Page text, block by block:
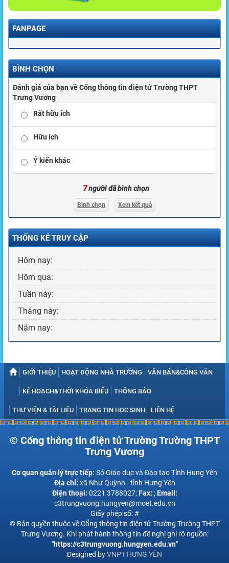
FANPAGE
BÌNH CHỌN
Đánh giá của bạn về Cổng thông tin điện tử Trường THPT
Trưng Vương
Rất hữu ích
Hữu ích
Ý kiến khác
7người đã bình chọn
Bình chọn Xem kết quả
THỐNG KÊ TRUY CẬP
Hôm nay:
Hôm qua:
Tuần này:
Tháng này:
Năm nay:
GIỚI THIỆU HOẠT ĐỘNG NHÀ TRƯỜNG VĂN BẢN&CÔNG VĂN
KẾ HOẠCH&THỜI KHÓA BIỂU THÔNG BÁO
THƯ VIỆN & TÀI LIỆU TRANG TIN HỌC SINH LIÊN HỆ
© Cổng thông tin điện tử Trường Trường THPT
Trưng Vương
Cơ quan quản lý trực tiếp: Sở Giáo dục và Đào tạo Tỉnh Hung Yên
Địa chỉ: xã Như Quỳnh - tỉnh Hưng Yên
Điện thoại: 0221 3788027;Fax: ;Email:
c3trungvuong.hungyen@moet.edu.vn
Giấy phép số: #
® Bản quyền thuộc về Cổng thông tin điện tử Trường Trường THPT
Trưng Vương. Khi phát hành thông tin đề nghị ghi rõ nguồn:
"https://c3trungvuong.hungyen.edu.vn"
Designed byVNPT HƯNG YÊN